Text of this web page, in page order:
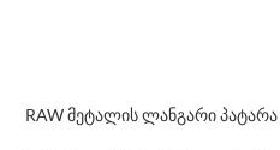
RAW მეტალის ლანგარი პატარა